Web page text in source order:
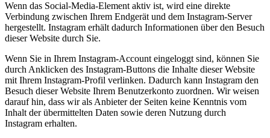
Wenn das Social-Media-Element aktiv ist, wird eine direkte
Verbindung zwischen Ihrem Endgerät und dem Instagram-Server
hergestellt. Instagram erhält dadurch Informationen über den Besuch
dieser Website durch Sie.
Wenn Sie in Ihrem Instagram-Account eingeloggt sind, können Sie
durch Anklicken des Instagram-Buttons die Inhalte dieser Website
mit Ihrem Instagram-Profil verlinken. Dadurch kann Instagram den
Besuch dieser Website Ihrem Benutzerkonto zuordnen. Wir weisen
darauf hin, dass wir als Anbieter der Seiten keine Kenntnis vom
Inhalt der übermittelten Daten sowie deren Nutzung durch
Instagram erhalten.